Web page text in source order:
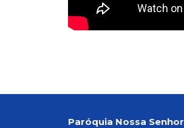
Paróquia Nossa